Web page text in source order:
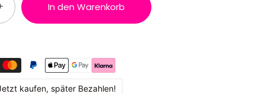
In den Warenkorb
kaufen, später Bezahlen!